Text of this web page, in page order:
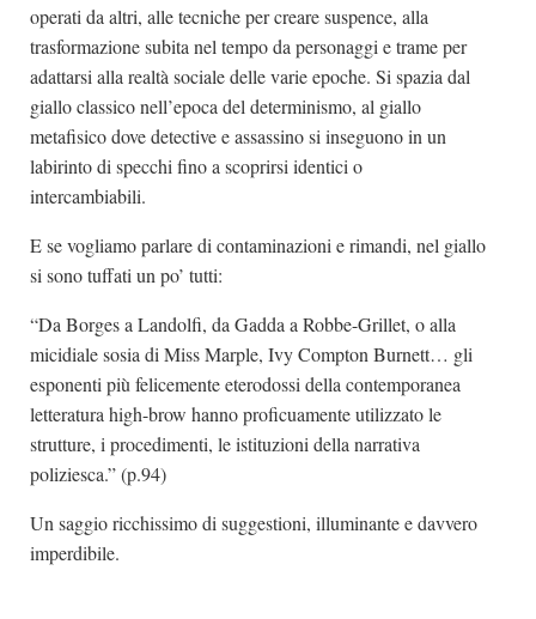
operati da altri, alle tecniche per creare suspence, alla
trasformazione subita nel tempo da personaggi e trame per
adattarsi alla realtà sociale delle varie epoche. Si spazia dal
giallo classico nell’epoca del determinismo, al giallo
metafisico dove detective e assassino si inseguono in un
labirinto di specchi fino a scoprirsi identici o
intercambiabili.
E se vogliamo parlare di contaminazioni e rimandi, nel giallo
si sono tuffati un po’ tutti:
“Da Borges a Landolfi, da Gadda a Robbe-Grillet, o alla
micidiale sosia di Miss Marple, Ivy Compton Burnett… gli
esponenti più felicemente eterodossi della contemporanea
letteratura high-brow hanno proficuamente utilizzato le
strutture, i procedimenti, le istituzioni della narrativa
poliziesca.” (p.94)
Un saggio ricchissimo di suggestioni, illuminante e davvero
imperdibile.